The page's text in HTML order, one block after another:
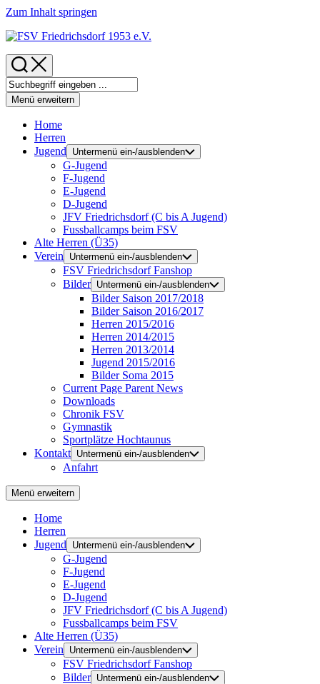
Zum Inhalt springen
Menü erweitern
Home
Herren
Jugend
Untermenü ein-/ausblenden
G-Jugend
F-Jugend
E-Jugend
D-Jugend
JFV Friedrichsdorf (C bis A Jugend)
Fussballcamps beim FSV
Alte Herren (Ü35)
Verein
Untermenü ein-/ausblenden
FSV Friedrichsdorf Fanshop
Bilder Untermenü ein-/ausblenden
Bilder Saison 2017/2018
Bilder Saison 2016/2017
Herren 2015/2016
Herren 2014/2015
Herren 2013/2014
Jugend 2015/2016
Bilder Soma 2015
Current Page Parent News
Downloads
Chronik FSV
Gymnastik
Sportplätze Hochtaunus
Kontakt Untermenü ein-/ausblenden
Anfahrt
Menü erweitern
Home
Herren
Jugend
Untermenü ein-/ausblenden
G-Jugend
F-Jugend
E-Jugend
D-Jugend
JFV Friedrichsdorf (C bis A Jugend)
Fussballcamps beim FSV
Alte Herren (Ü35)
Verein
Untermenü ein-/ausblenden
FSV Friedrichsdorf Fanshop
Bilder Untermenü ein-/ausblenden